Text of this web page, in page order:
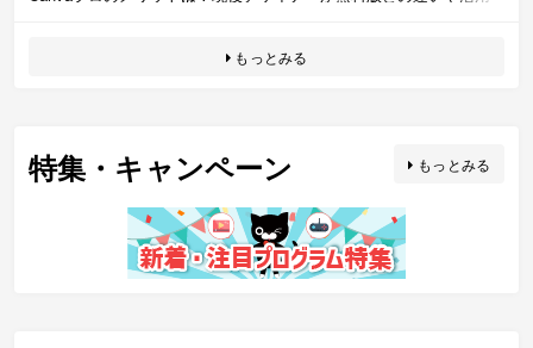
方法を本音レビュー！
もっとみる
特集・キャンペーン もっとみる